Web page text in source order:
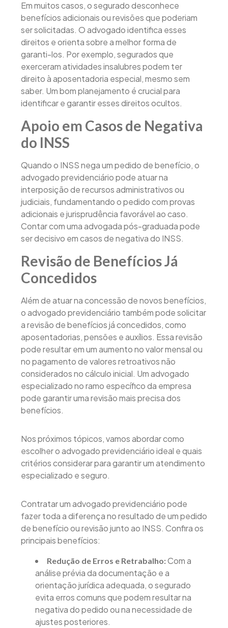
Em muitos casos, o segurado desconhece
benefícios adicionais ou revisões que poderiam
ser solicitadas. O advogado identifica esses
direitos e orienta sobre a melhor forma de
garanti-los. Por exemplo, segurados que
exerceram atividades insalubres podem ter
direito à aposentadoria especial, mesmo sem
saber. Um bom planejamento é crucial para
identificar e garantir esses direitos ocultos.
Apoio em Casos de Negativa
do INSS
Quando o INSS nega um pedido de benefício, o
advogado previdenciário pode atuar na
interposição de recursos administrativos ou
judiciais, fundamentando o pedido com provas
adicionais e jurisprudência favorável ao caso.
Contar com uma advogada pós-graduada pode
ser decisivo em casos de negativa do INSS.
Revisão de Benefícios Já
Concedidos
Além de atuar na concessão de novos benefícios,
o advogado previdenciário também pode solicitar
a revisão de benefícios já concedidos, como
aposentadorias, pensões e auxílios. Essa revisão
pode resultar em um aumento no valor mensal ou
no pagamento de valores retroativos não
considerados no cálculo inicial. Um advogado
especializado no ramo específico da empresa
pode garantir uma revisão mais precisa dos
benefícios.
Nos próximos tópicos, vamos abordar como
escolher o advogado previdenciário ideal e quais
critérios considerar para garantir um atendimento
especializado e seguro.
Contratar um advogado previdenciário pode
fazer toda a diferença no resultado de um pedido
de benefício ou revisão junto ao INSS. Confira os
principais benefícios:
Redução de Erros e Retrabalho:Com a
análise prévia da documentação e a
orientação jurídica adequada, o segurado
evita erros comuns que podem resultar na
negativa do pedido ou na necessidade de
ajustes posteriores.